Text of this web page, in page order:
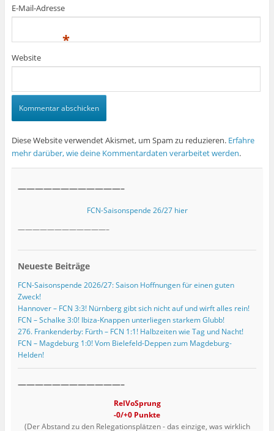
E-Mail-Adresse
*
Website
Diese Website verwendet Akismet, um Spam zu reduzieren. Erfahre
mehr darüber, wie deine Kommentardaten verarbeitet werden.
————————————–
FCN-Saisonspende 26/27 hier
————————————–
Neueste Beiträge
FCN-Saisonspende 2026/27: Saison Hoffnungen für einen guten
Zweck!
Hannover – FCN 3:3! Nürnberg gibt sich nicht auf und wirft alles rein!
FCN – Schalke 3:0! Ibiza-Knappen unterliegen starkem Glubb!
276. Frankenderby: Fürth – FCN 1:1! Halbzeiten wie Tag und Nacht!
FCN – Magdeburg 1:0! Vom Bielefeld-Deppen zum Magdeburg-
Helden!
————————————–
RelVoSprung
-0/+0 Punkte
(Der Abstand zu den Relegationsplätzen - das einzige, was wirklich